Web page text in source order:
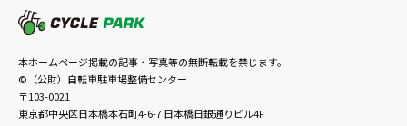
本ホームページ掲載の記事・写真等の無断転載を禁じます。
©（公財）自転車駐車場整備センター
〒103-0021
東京都中央区日本橋本石町4-6-7 日本橋日銀通りビル4F